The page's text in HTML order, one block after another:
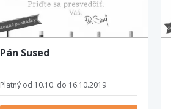
Pán Sused
Platný od 10.10. do 16.10.2019